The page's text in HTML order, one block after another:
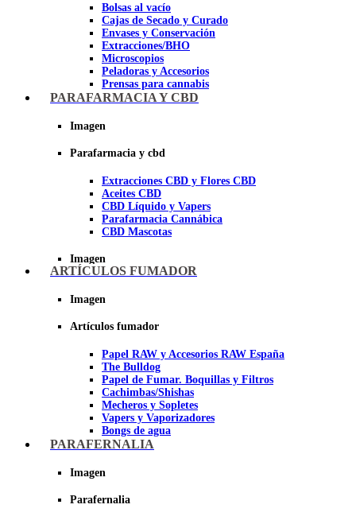
Bolsas al vacío
Cajas de Secado y Curado
Envases y Conservación
Extracciones/BHO
Microscopios
Peladoras y Accesorios
Prensas para cannabis
Secadores de cogollos
PARAFARMACIA Y CBD
Imagen
Parafarmacia y cbd
Extracciones CBD y Flores CBD
Aceites CBD
CBD Líquido y Vapers
Parafarmacia Cannábica
CBD Mascotas
Imagen
ARTÍCULOS FUMADOR
Imagen
Artículos fumador
Papel RAW y Accesorios RAW España
The Bulldog
Papel de Fumar. Boquillas y Filtros
Cachimbas/Shishas
Mecheros y Sopletes
Vapers y Vaporizadores
Bongs de agua
Bandejas para liar
Ceniceros para Fumadores
Pipas BHO
Dabbers
PARAFERNALIA
Imagen
Parafernalia